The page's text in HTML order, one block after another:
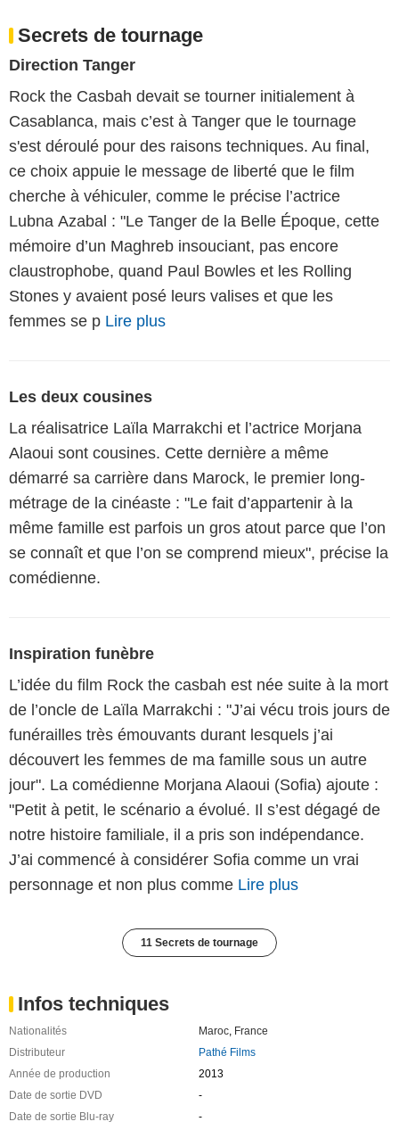
Secrets de tournage
Direction Tanger
Rock the Casbah devait se tourner initialement à
Casablanca, mais c’est à Tanger que le tournage
s'est déroulé pour des raisons techniques. Au final,
ce choix appuie le message de liberté que le film
cherche à véhiculer, comme le précise l’actrice
Lubna Azabal : "Le Tanger de la Belle Époque, cette
mémoire d’un Maghreb insouciant, pas encore
claustrophobe, quand Paul Bowles et les Rolling
Stones y avaient posé leurs valises et que les
femmes se p Lire plus
Les deux cousines
La réalisatrice Laïla Marrakchi et l’actrice Morjana
Alaoui sont cousines. Cette dernière a même
démarré sa carrière dans Marock, le premier long-
métrage de la cinéaste : "Le fait d’appartenir à la
même famille est parfois un gros atout parce que l’on
se connaît et que l’on se comprend mieux", précise la
comédienne.
Inspiration funèbre
L’idée du film Rock the casbah est née suite à la mort
de l’oncle de Laïla Marrakchi : "J’ai vécu trois jours de
funérailles très émouvants durant lesquels j’ai
découvert les femmes de ma famille sous un autre
jour". La comédienne Morjana Alaoui (Sofia) ajoute :
"Petit à petit, le scénario a évolué. Il s’est dégagé de
notre histoire familiale, il a pris son indépendance.
J’ai commencé à considérer Sofia comme un vrai
personnage et non plus comme Lire plus
11 Secrets de tournage
Infos techniques
Nationalités Maroc, France
Distributeur
Pathé Films
Année de production
2013
Date de sortie DVD
-
Date de sortie Blu-ray
-